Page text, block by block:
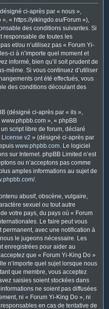
ci-après par « nous »,
« https://yikingdo.eu/Forum »),
des conditions suivantes. Si
responsable de toutes les
et/ou n’utilisez pas « Forum Yi-
ci à n’importe quel moment et
informé, bien qu’il soit prudent de
même. Si vous continuez d’utiliser
ont été effectués, vous
des conditions découlant des
(désigné ci-après par « ils »,
», « phpBB
script libre de forum, déclaré
v2 » (désigné ci-après par
www.phpbb.com. Le logiciel
sur Internet. phpBB Limited n’est
ou n’acceptons pas comme
amples informations au sujet de
.
abusif, obscène, vulgaire,
sexuel ou tout autre
votre pays, du pays où « Forum
Le faire peut vous
avec une notification à
le jugeons nécessaire. Les
enregistrées pour aider au
que « Forum Yi-King Do »
n’importe quel sujet lorsque nous
que membre, vous acceptez
saisies soient stockées dans
ne soient pas diffusées
ni « Forum Yi-King Do », ni
en cas de tentative de